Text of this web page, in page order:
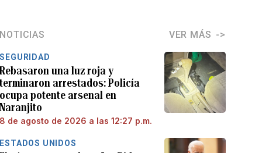
NOTICIAS VER MÁS
SEGURIDAD
Rebasaron una luz roja y
terminaron arrestados: Policía
ocupa potente arsenal en
Naranjito
8 de agosto de 2026 a las 12:27 p.m.
ESTADOS UNIDOS